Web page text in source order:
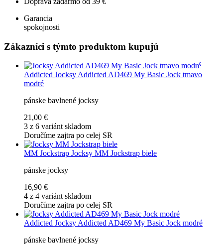
Garancia
spokojnosti
Zákazníci s týmto produktom kupujú
Addicted Jocksy Addicted AD469 My Basic Jock tmavo
modré
pánske bavlnené jocksy
21,00 €
3 z 6 variánt skladom
Doručíme zajtra po celej SR
MM Jockstrap Jocksy MM Jockstrap biele
pánske jocksy
16,90 €
4 z 4 variánt skladom
Doručíme zajtra po celej SR
Addicted Jocksy Addicted AD469 My Basic Jock modré
pánske bavlnené jocksy